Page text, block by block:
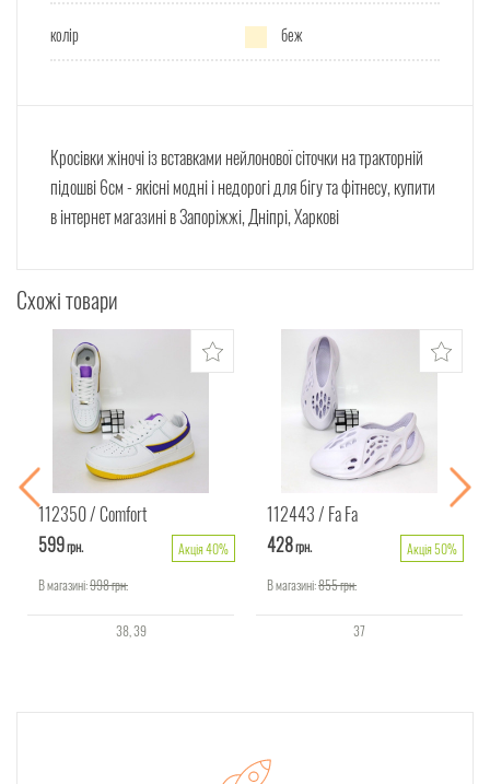
колір беж
Кросівки жіночі із вставками нейлонової сіточки на тракторній
підошві 6см - якісні модні і недорогі для бігу та фітнесу, купити
в інтернет магазині в Запоріжжі, Дніпрі, Харкові
Схожі товари
112350 Comfort
599грн.
Акція 40%
В магазині:998грн.
38 39
112443 Fa Fa
428грн.
Акція 50%
В магазині:855грн.
37